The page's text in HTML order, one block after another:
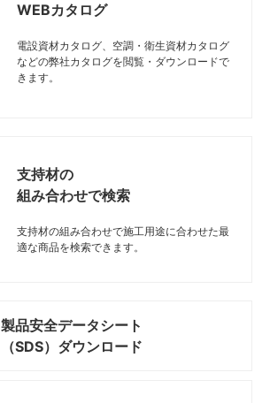
WEBカタログ
電設資材カタログ、空調・衛生資材カタログ
などの弊社カタログを閲覧・ダウンロードで
きます。
支持材の
組み合わせで検索
支持材の組み合わせで施工用途に合わせた最
適な商品を検索できます。
製品安全データシート
（SDS）ダウンロード